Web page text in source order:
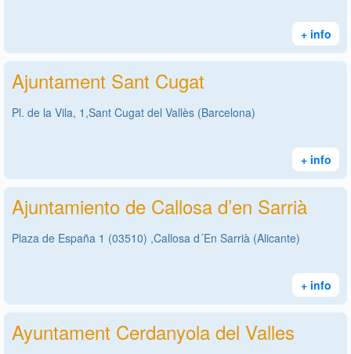
+ info
Ajuntament Sant Cugat
Pl. de la Vila, 1,Sant Cugat del Vallès (Barcelona)
+ info
Ajuntamiento de Callosa d’en Sarrià
Plaza de España 1 (03510) ,Callosa d´En Sarrià (Alicante)
+ info
Ayuntament Cerdanyola del Valles